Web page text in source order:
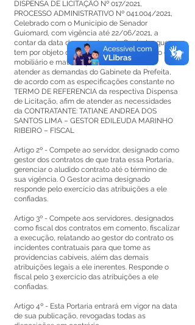
DISPENSA DE LICITAÇÃO Nº 017/2021,
PROCESSO ADMINISTRATIVO Nº 041.004/2021,
Celebrado com o Município de Senador
Guiomard, com vigência até 22/06/2021, a
contar da data da assinatura do Contrato, que
tem por objeto o fornecimento da aquisição de
mobiliário e material permanente, afim de
atender as demandas do Gabinete da Prefeita,
de acordo com as especificações constante no
TERMO DE REFERENCIA da respectiva Dispensa
de Licitação, afim de atender as necessidades
da CONTRATANTE: TATIANE ANDREA DOS
SANTOS LIMA – GESTOR EDILEUDA MARINHO
RIBEIRO – FISCAL
Artigo 2º - Compete ao servidor, designado como
gestor dos contratos de que trata essa Portaria,
gerenciar o aludido contrato até o término de
sua vigência. O Gestor acima designado
responde pelo exercício das atribuições a ele
confiadas.
Artigo 3º - Compete aos servidores, designados
como fiscal dos contratos em comento, fiscalizar
a execução, relatando ao gestor do contrato os
incidentes contratuais para que tome as
providencias cabíveis, além das demais
atribuições legais a ele inerentes. Responde o
fiscal pelo 3 exercício das atribuições a ele
confiadas.
Artigo 4º - Esta Portaria entrará em vigor na data
de sua publicação, revogadas todas as